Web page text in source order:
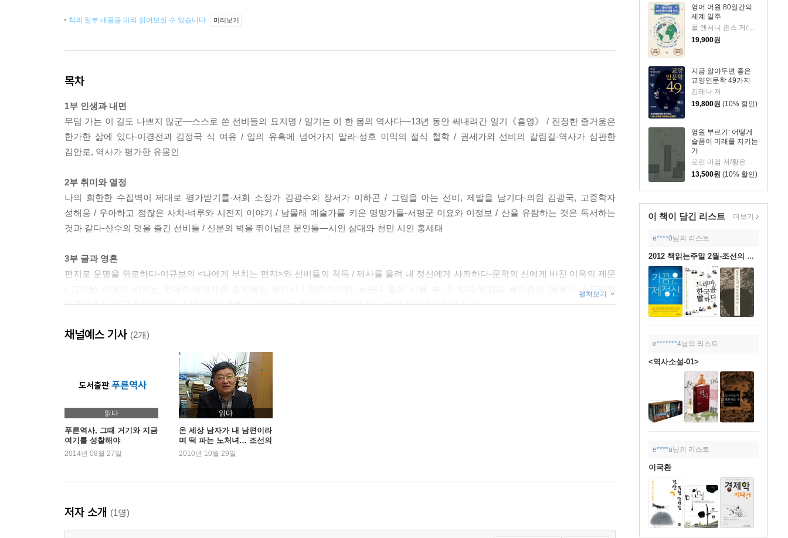
영어 어원 80일간의
세계 일주
19,900원
지금 알아두면 좋은
교양인문학 49가지
김레나 저
19,800원 (10% 할인)
영원 부르기: 어떻게
슬픔이 미래를 지키는
가
로런 마컴 저/황은주 역
13,500원 (10% 할인)
이 책이 담긴 리스트 더보기
e****0님의 리스트
2012 책읽는주말 2월-조선의 선비2:영광과 좌절
e*******4님의 리스트
<역사소설-01>
e****a님의 리스트
이국환
책의 일부 내용을 미리 읽어보실 수 있습니다. 미리보기
목차
1부 인생과 내면
무덤 가는 이 길도 나쁘지 않군―스스로 쓴 선비들의 묘지명 / 일기는 이 한 몸의 역사다―13년 동안 써내려간 일기《흠영》 / 진정한 즐거움은
한가한 삶에 있다-이경전과 김정국 식 여유 / 입의 유혹에 넘어가지 말라-성호 이익의 절식 철학 / 권세가와 선비의 갈림길-역사가 심판한
김안로, 역사가 평가한 유몽인
2부 취미와 열정
나의 희한한 수집벽이 제대로 평가받기를-서화 소장가 김광수와 장서가 이하곤 / 그림을 아는 선비, 제발을 남기다-의원 김광국, 고증학자
성해응 / 우아하고 점잖은 사치-벼루와 시전지 이야기 / 남몰래 예술가를 키운 명망가들-서평군 이요와 이정보 / 산을 유람하는 것은 독서하는
것과 같다-산수의 멋을 즐긴 선비들 / 신분의 벽을 뛰어넘은 문인들―시인 삼대와 천민 시인 홍세태
3부 글과 영혼
편지로 운명을 위로하다-이규보의 <나에게 부치는 편지>와 선비들의 척독 / 제사를 올려 내 정신에게 사죄하다-문학의 신에게 바친 이옥의 제문
/ 그리운 이에게 바치는 오마주-박제가와 조희룡의 회인시 / 어린이라면 누구나 좋은 시를 쓸 수 있다-박엽과 목만중의 ‘동몽시’ / 도덕적
기준으로 남의 글을 재단하다-조선시대의 필화 사건 / 역사는 천하의 공언이다-역사 바로잡기와 뒤집어 보기
4부 공부와 서책
일백 세대 뒤에 태어날 이와 벗 삼으리 -박지원과 박규수의 옛글 읽기 / 선비라면 반드시 읽어야 할 책-조선시대의 베스트셀러 / 끊임없이 읽고
기록하라-공부하는 법, 글쓰는 법 / 지식에 앞서 학문하는 자세를 배우다-참스승 퇴계 이황과 다산 정약용 / 선인과 범인이 다른 길을 가는
갈림길-과거를 포기하고 금강산으로 떠난 신광하
펼쳐보기
채널예스 기사 (2개)
읽다
푸른역사, 그때 거기와 지금
여기를 성찰해야
2014년 08월 27일
읽다
온 세상 남자가 내 남편이라
며 떡 파는 노처녀… 조선의
‘슈퍼스타 K’ - 안대회
2010년 10월 29일
저자 소개 (1명)